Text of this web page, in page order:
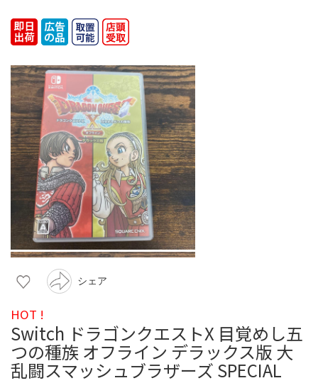
シェア
HOT !
Switch ドラゴンクエストX 目覚めし五
つの種族 オフライン デラックス版 大
乱闘スマッシュブラザーズ SPECIAL